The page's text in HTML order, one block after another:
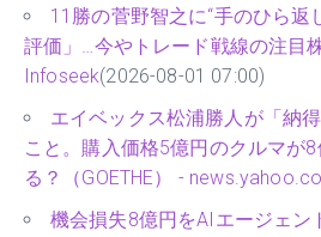
11勝の菅野智之に“手のひら返
評価」…今やトレード戦線の注目
Infoseek(2026-08-01 07:00)
エイベックス松浦勝人が「納
こと。購入価格5億円のクルマが
る？（GOETHE） -
機会損失8億円をAIエージェン